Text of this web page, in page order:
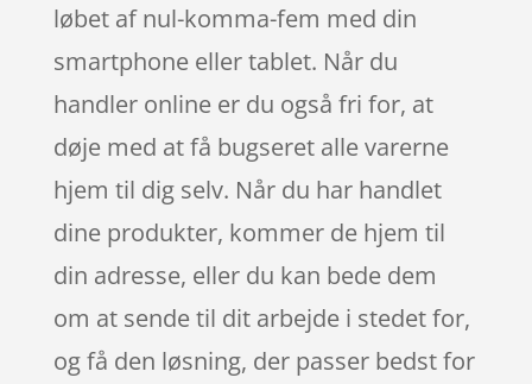
løbet af nul-komma-fem med din
smartphone eller tablet. Når du
handler online er du også fri for, at
døje med at få bugseret alle varerne
hjem til dig selv. Når du har handlet
dine produkter, kommer de hjem til
din adresse, eller du kan bede dem
om at sende til dit arbejde i stedet for,
og få den løsning, der passer bedst for